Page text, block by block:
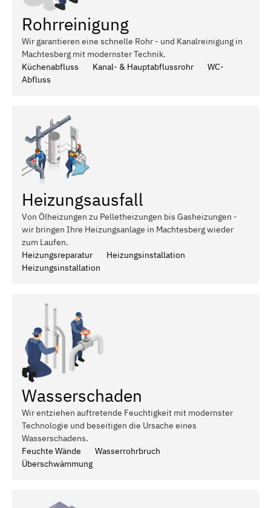
Rohrreinigung
Wir garantieren eine schnelle Rohr - und Kanalreinigung in
Machtesberg mit modernster Technik.
Küchenabfluss
Kanal- & Hauptabflussrohr
WC-
Abfluss
Heizungsausfall
Von Ölheizungen zu Pelletheizungen bis Gasheizungen -
wir bringen Ihre Heizungsanlage in Machtesberg wieder
zum Laufen.
Heizungsreparatur
Heizungsinstallation
Heizungsinstallation
Wasserschaden
Wir entziehen auftretende Feuchtigkeit mit modernster
Technologie und beseitigen die Ursache eines
Wasserschadens.
Feuchte Wände
Wasserrohrbruch
Überschwämmung